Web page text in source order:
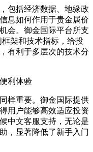
包括经济数据、地缘政
息如何作用于贵金属价
会。御金国际平台所支
框架和技术指标，给投
有利于多层次的技术分
利体验
样重要。御金国际提供
用户能够高效适应投资
中文客服支持，无论是
，显著降低了新手入门